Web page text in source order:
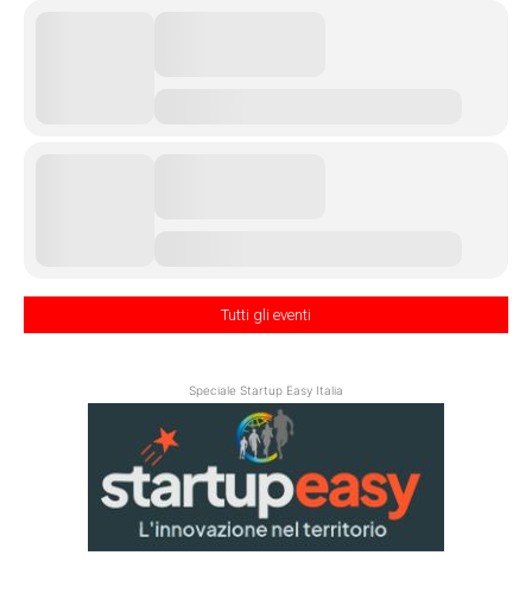
Tutti gli eventi
Speciale Startup Easy Italia